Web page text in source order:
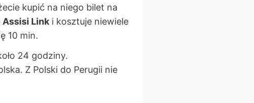
kupić na niego bilet na
Assisi Link i kosztuje niewiele
10 min.
24 godziny.
Z Polski do Perugii nie